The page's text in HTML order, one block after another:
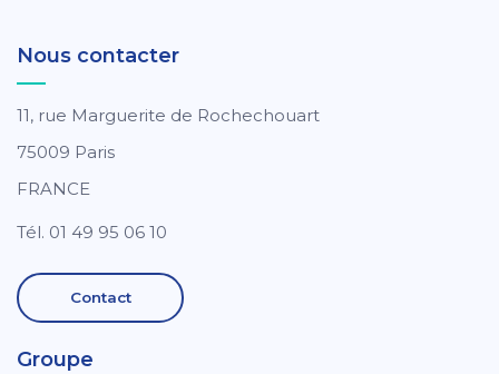
Nous contacter
11, rue Marguerite de Rochechouart
75009 Paris
FRANCE
Tél. 01 49 95 06 10
Contact
Groupe